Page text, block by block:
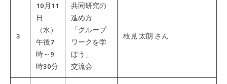
の3
10月11
日
（水）
午後7
時～9
時30分
共同研究の
進め方
「グループ
ワークを学
ぼう」
交流会
枝見 太朗 さん